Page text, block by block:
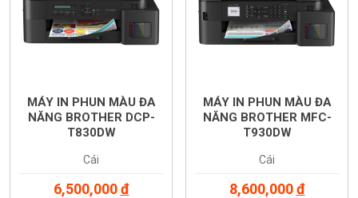
MÁY IN PHUN MÀU ĐA
NĂNG BROTHER DCP-
T830DW
Cái
6,500,000đ
MÁY IN PHUN MÀU ĐA
NĂNG BROTHER MFC-
T930DW
Cái
8,600,000đ